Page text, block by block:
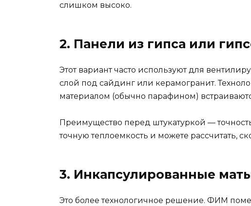
слишком высоко.
2. Панели из гипса или
Этот вариант часто используют для
слой под сайдинг или керамогранит.
материалом (обычно парафином)
Преимущество перед штукатуркой —
точную теплоемкость и можете рассчитать,
Это более технологичное решение. ФИМ